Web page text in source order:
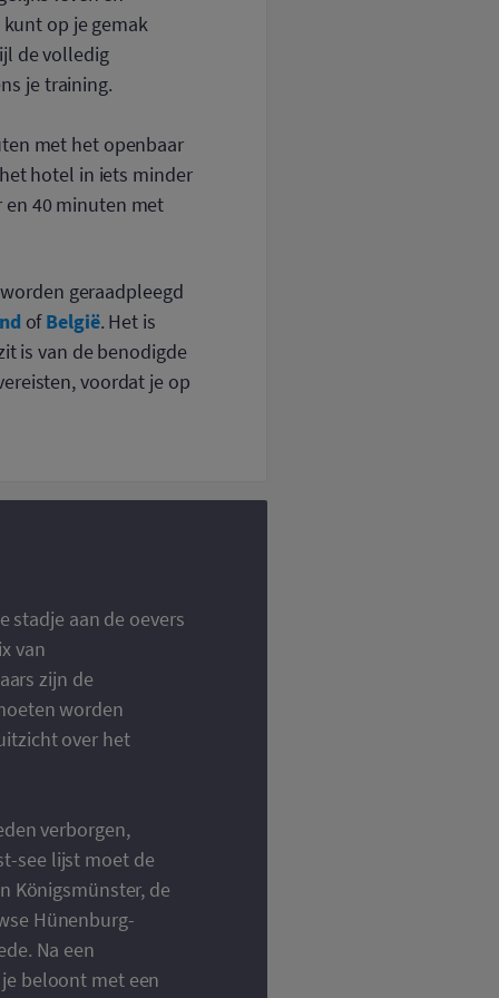
op je gemak
de volledig
je training.
met het openbaar
hotel in iets minder
en 40 minuten met
geraadpleegd
ofBelgië. Het is
is van de benodigde
voordat je op
stadje aan de oevers
van
zijn de
worden
over het
verborgen,
see lijst moet de
Königsmünster, de
Hünenburg-
Na een
beloont met een